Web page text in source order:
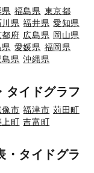
福島県 東京都
川県 福井県 愛知県
都府 広島県 岡山県
愛媛県 福岡県
島県 沖縄県
タイドグラフ
像市 福津市 苅田町
上町 吉富町
・タイドグラ